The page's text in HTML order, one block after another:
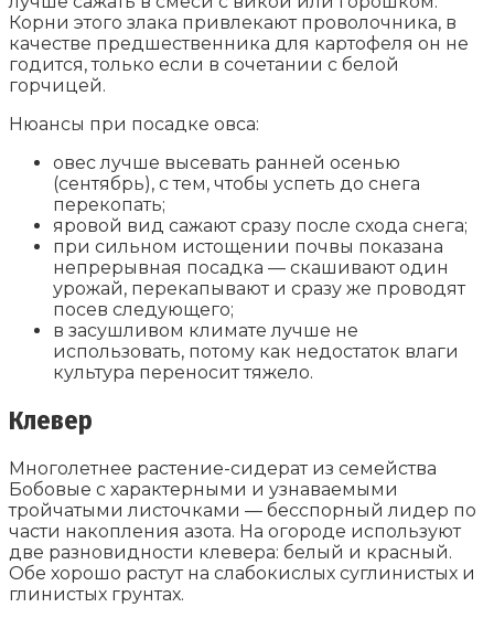
Корни этого злака привлекают проволочника, в
качестве предшественника для картофеля он не
годится, только если в сочетании с белой
горчицей.
Нюансы при посадке овса:
овес лучше высевать ранней осенью
(сентябрь), с тем, чтобы успеть до снега
перекопать;
яровой вид сажают сразу после схода снега;
при сильном истощении почвы показана
непрерывная посадка — скашивают один
урожай, перекапывают и сразу же проводят
посев следующего;
в засушливом климате лучше не
использовать, потому как недостаток влаги
культура переносит тяжело.
Клевер
Многолетнее растение-сидерат из семейства
Бобовые с характерными и узнаваемыми
тройчатыми листочками — бесспорный лидер по
части накопления азота. На огороде используют
две разновидности клевера: белый и красный.
Обе хорошо растут на слабокислых суглинистых и
глинистых грунтах.